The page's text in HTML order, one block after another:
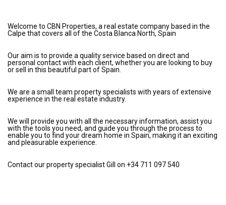
Welcome to CBN Properties, a real estate company based in the
Calpe that covers all of the Costa Blanca North, Spain
Our aim is to provide a quality service based on direct and
personal contact with each client, whether you are looking to buy
or sell in this beautiful part of Spain.
We are a small team property specialists with years of extensive
experience in the real estate industry.
We will provide you with all the necessary information, assist you
with the tools you need, and guide you through the process to
enable you to find your dream home in Spain, making it an exciting
and pleasurable experience.
Contact our property specialist Gill on +34 711 097 540